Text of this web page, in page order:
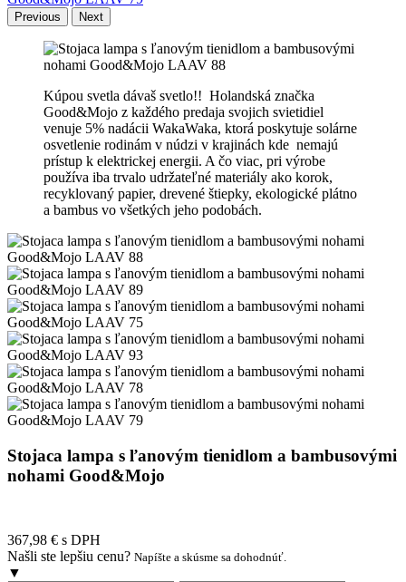
Previous Next
Kúpou svetla dávaš svetlo!! Holandská značka
Good&Mojo z každého predaja svojich svietidiel
venuje 5% nadácii WakaWaka, ktorá poskytuje solárne
osvetlenie rodinám v núdzi v krajinách kde nemajú
prístup k elektrickej energii. A čo viac, pri výrobe
používa iba trvalo udržateľné materiály ako korok,
recyklovaný papier, drevené štiepky, ekologické plátno
a bambus vo všetkých jeho podobách.
Stojaca lampa s ľanovým tienidlom a bambusovými
nohami Good&Mojo
367,98 € s DPH
Našli ste lepšiu cenu? Napíšte a skúsme sa dohodnúť.
▼